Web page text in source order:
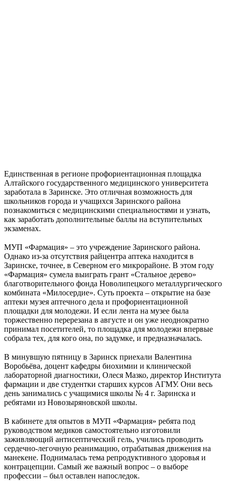
Единственная в регионе профориентационная площадка
Алтайского государственного медицинского университета
заработала в Заринске. Это отличная возможность для
школьников города и учащихся Заринского района
познакомиться с медицинскими специальностями и узнать,
как заработать дополнительные баллы на вступительных
экзаменах.
МУП «Фармация» – это учреждение Заринского района.
Однако из-за отсутствия райцентра аптека находится в
Заринске, точнее, в Северном его микрорайоне. В этом году
«Фармация» сумела выиграть грант «Стальное дерево»
благотворительного фонда Новолипецкого металлургического
комбината «Милосердие». Суть проекта – открытие на базе
аптеки музея аптечного дела и профориентационной
площадки для молодежи. И если лента на музее была
торжественно перерезана в августе и он уже неоднократно
принимал посетителей, то площадка для молодежи впервые
собрала тех, для кого она, по задумке, и предназначалась.
В минувшую пятницу в Заринск приехали Валентина
Воробьёва, доцент кафедры биохимии и клинической
лабораторной диагностики, Олеся Мазко, директор Института
фармации и две студентки старших курсов АГМУ. Они весь
день занимались с учащимися школы № 4 г. Заринска и
ребятами из Новозыряновской школы.
В кабинете для опытов в МУП «Фармация» ребята под
руководством медиков самостоятельно изготовили
заживляющий антисептический гель, учились проводить
сердечно-легочную реанимацию, отрабатывая движения на
манекене. Поднималась тема репродуктивного здоровья и
контрацепции. Самый же важный вопрос – о выборе
профессии – был оставлен напоследок.